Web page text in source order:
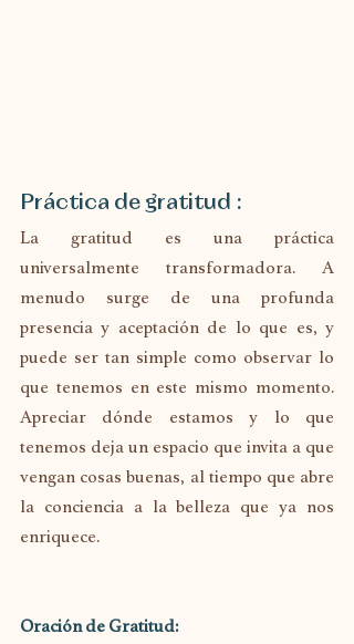
Práctica de gratitud :
La gratitud es una práctica
universalmente transformadora. A
menudo surge de una profunda
presencia y aceptación de lo que es, y
puede ser tan simple como observar lo
que tenemos en este mismo momento.
Apreciar dónde estamos y lo que
tenemos deja un espacio que invita a que
vengan cosas buenas, al tiempo que abre
la conciencia a la belleza que ya nos
enriquece.
Oración de Gratitud: